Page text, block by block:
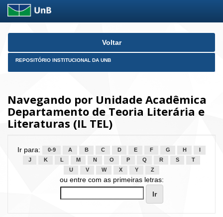
Skip
Voltar
REPOSITÓRIO INSTITUCIONAL DA UNB
Navegando por Unidade Acadêmica
Departamento de Teoria Literária e
Literaturas (IL TEL)
Ir para: 0-9 A B C D E F G H
J
K L M N O P Q R S
T
U
V W X Y Z
ou entre com as primeiras letras: